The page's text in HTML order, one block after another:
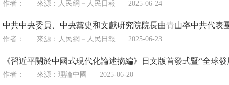
作者： 來源： 人民網－人民日報 2025-06-24
中共中央委員、中央黨史和文獻研究院院長曲青山率中共代表
作者： 來源： 人民網－人民日報 2025-06-23
《習近平關於中國式現代化論述摘編》日文版首發式暨“全球
作者： 來源： 理論中國 2025-06-20